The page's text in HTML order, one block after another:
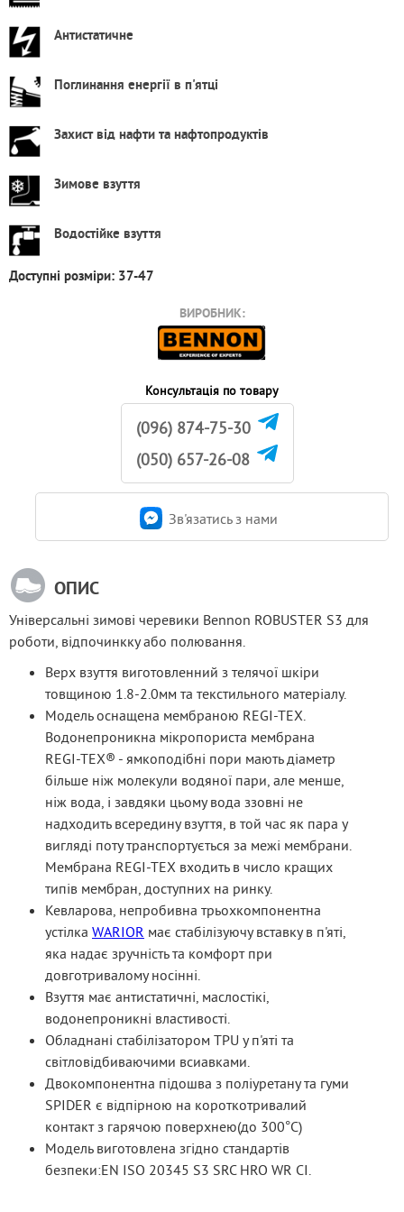
Антистатичне
Поглинання енергії в п'ятці
Захист від нафти та нафтопродуктів
Зимове взуття
Водостійке взуття
Доступні розміри: 37-47
ВИРОБНИК:
Консультація по товару
(096) 874-75-30
(050) 657-26-08
Зв'язатись з нами
ОПИС
Універсальні зимові черевики Bennon ROBUSTER S3 для
роботи, відпочинкку або полювання.
Верх взуття виготовленний з телячої шкіри
товщиною 1.8-2.0мм та текстильного матеріалу.
Модель оснащена мембраною REGI-TEX.
Водонепроникна мікропориста мембрана
REGI-TEX® - ямкоподібні пори мають діаметр
більше ніж молекули водяної пари, але менше,
ніж вода, і завдяки цьому вода ззовні не
надходить всередину взуття, в той час як пара у
вигляді поту транспортується за межі мембрани.
Мембрана REGI-TEX входить в число кращих
типів мембран, доступних на ринку.
Кевларова, непробивна трьохкомпонентна
устілка WARIOR має стабілізуючу вставку в п'яті,
яка надає зручність та комфорт при
довготривалому носінні.
Взуття має антистатичні, маслостікі,
водонепроникні властивості.
Обладнані стабілізатором TPU у п'яті та
світловідбиваючими всиавками.
Двокомпонентна підошва з поліуретану та гуми
SPIDER є відпірною на короткотривалий
контакт з гарячою поверхнею(до 300°С)
Модель виготовлена згідно стандартів
безпеки:EN ISO 20345 S3 SRC HRO WR CI.